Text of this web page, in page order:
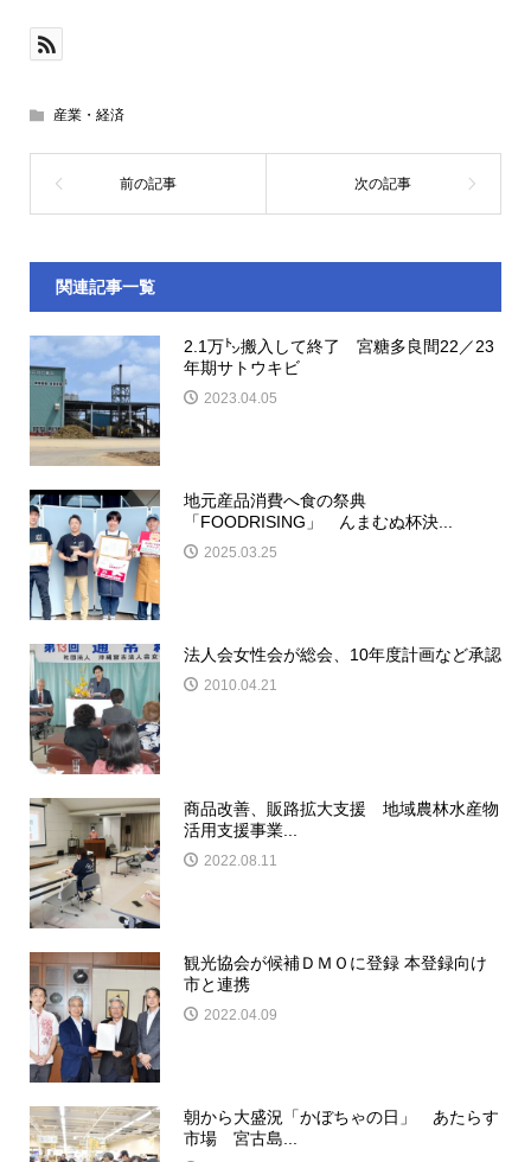
産業・経済
関連記事一覧
2.1万㌧搬入して終了 宮糖多良間22／23
年期サトウキビ
2023.04.05
地元産品消費へ食の祭典
「FOODRISING」 んまむぬ杯決...
2025.03.25
法人会女性会が総会、10年度計画など承認
2010.04.21
商品改善、販路拡大支援 地域農林水産物
活用支援事業...
2022.08.11
観光協会が候補ＤＭＯに登録 本登録向け
市と連携
2022.04.09
朝から大盛況「かぼちゃの日」 あたらす
市場 宮古島...